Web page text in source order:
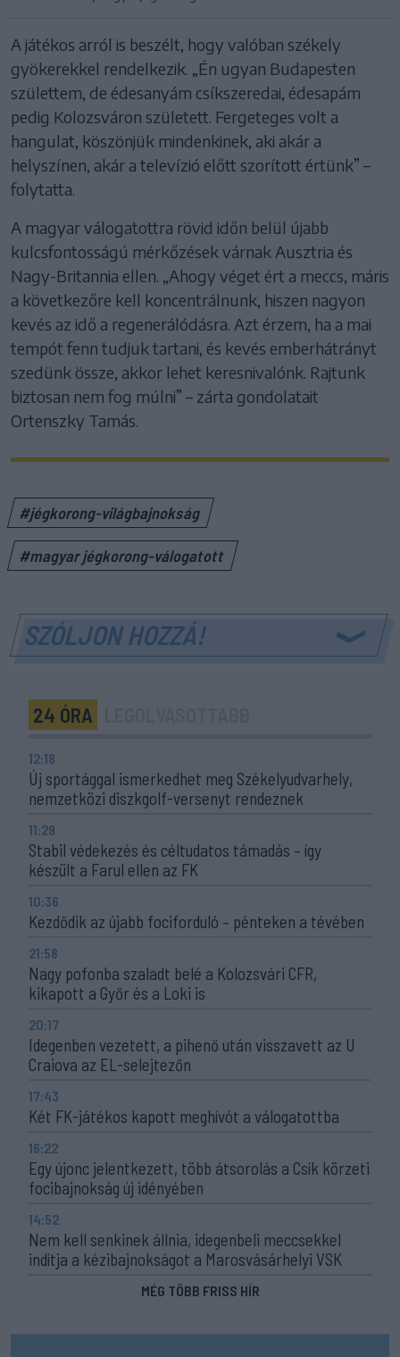
A játékos arról is beszélt, hogy valóban székely
gyökerekkel rendelkezik. „Én ugyan Budapesten
születtem, de édesanyám csíkszeredai, édesapám
pedig Kolozsváron született. Fergeteges volt a
hangulat, köszönjük mindenkinek, aki akár a
helyszínen, akár a televízió előtt szorított értünk” –
folytatta.
A magyar válogatottra rövid időn belül újabb
kulcsfontosságú mérkőzések várnak Ausztria és
Nagy-Britannia ellen. „Ahogy véget ért a meccs, máris
a következőre kell koncentrálnunk, hiszen nagyon
kevés az idő a regenerálódásra. Azt érzem, ha a mai
tempót fenn tudjuk tartani, és kevés emberhátrányt
szedünk össze, akkor lehet keresnivalónk. Rajtunk
biztosan nem fog múlni” – zárta gondolatait
Ortenszky Tamás.
#jégkorong-világbajnokság
#magyar jégkorong-válogatott
SZÓLJON HOZZÁ!
24 ÓRA
12:18
Új sportággal ismerkedhet meg Székelyudvarhely,
nemzetközi diszkgolf-versenyt rendeznek
11:29
Stabil védekezés és céltudatos támadás – így
készült a Farul ellen az FK
10:36
Kezdődik az újabb fociforduló – pénteken a tévében
21:58
Nagy pofonba szaladt belé a Kolozsvári CFR,
kikapott a Győr és a Loki is
20:17
Idegenben vezetett, a pihenő után visszavett az U
Craiova az EL-selejtezőn
17:43
Két FK-játékos kapott meghívót a válogatottba
16:22
Egy újonc jelentkezett, több átsorolás a Csík körzeti
focibajnokság új idényében
14:52
Nem kell senkinek állnia, idegenbeli meccsekkel
indítja a kézibajnokságot a Marosvásárhelyi VSK
MÉG TÖBB FRISS HÍR